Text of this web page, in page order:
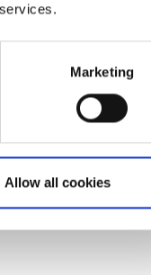
Marketing
Allow all cookies